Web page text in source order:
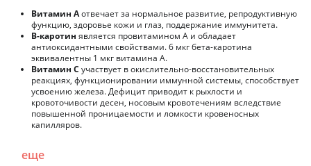
Витамин Аотвечает за нормальное развитие, репродуктивную
функцию, здоровье кожи и глаз, поддержание иммунитета.
В-каротин является провитамином А и обладает
антиоксидантными свойствами. 6 мкг бета-каротина
эквивалентны 1 мкг витамина А.
Витамин С участвует в окислительно-восстановительных
реакциях, функционировании иммунной системы, способствует
усвоению железа. Дефицит приводит к рыхлости и
кровоточивости десен, носовым кровотечениям вследствие
повышенной проницаемости и ломкости кровеносных
капилляров.
еще